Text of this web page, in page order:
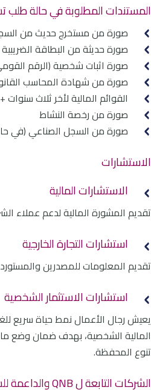
المستندات المطلوبة في حالة طلب
صورة من مستخرج حديث من السجل
صورة حديثة من البطاقة الضريبية
صورة اثبات شخصية (الرقم
صورة من شهادة المحاسب
القوائم المالية لأخر ثلاث
صورة من رخصة النشاط
صورة من السجل الصناعي (في
الاستشارات
الاستشارات المالية
تقديم المشورة المالية لدعم عملاء
استشارات التجارة الخارجية
تقديم المعلومات للمصدرين
استشارات الاستثمار الشخصية
يعيش رجال الأعمال نمط حياة سريع
المالية الشخصية، بهدف ضمان وضع
تنوع المحفظة.
الشركات التابعة ل QNB والداعمة للشركات الصغيرة والمتوسطة